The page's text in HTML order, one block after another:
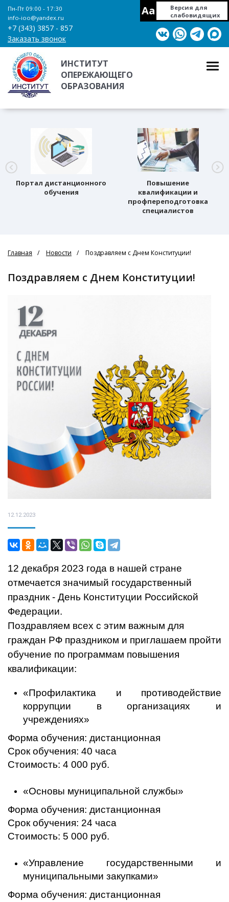
Пн-Пт 09:00 - 17:30
info-ioo@yandex.ru
+7 (343) 3857 - 857
Заказать звонок
Aa
Версия для
слабовидящих
ИНСТИТУТ
ОПЕРЕЖАЮЩЕГО
ОБРАЗОВАНИЯ
Портал дистанционного
обучения
Повышение
квалификации и
профпереподготовка
специалистов
Главная Новости Поздравляем с Днем Конституции!
Поздравляем с Днем Конституции!
12.12.2023
12 декабря 2023 года в нашей стране
отмечается значимый государственный
праздник - День Конституции Российской
Федерации.
Поздравляем всех с этим важным для
граждан РФ праздником и приглашаем пройти
обучение по программам повышения
квалификации:
«Профилактика и противодействие
коррупции в организациях и
учреждениях»
Форма обучения: дистанционная
Срок обучения: 40 часа
Стоимость: 4 000 руб.
«Основы муниципальной службы»
Форма обучения: дистанционная
Срок обучения: 24 часа
Стоимость: 5 000 руб.
«Управление государственными и
муниципальными закупками»
Форма обучения: дистанционная